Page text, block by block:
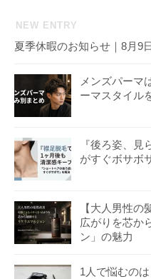
NEW ENTRY
夏季休暇のお知らせ｜8月9
メンズパーマ
ーマスタイル
『後ろ姿、見
がすぐボサボ
【大人男性の
広がりを芯か
ン」の魅力
1人で悩むの